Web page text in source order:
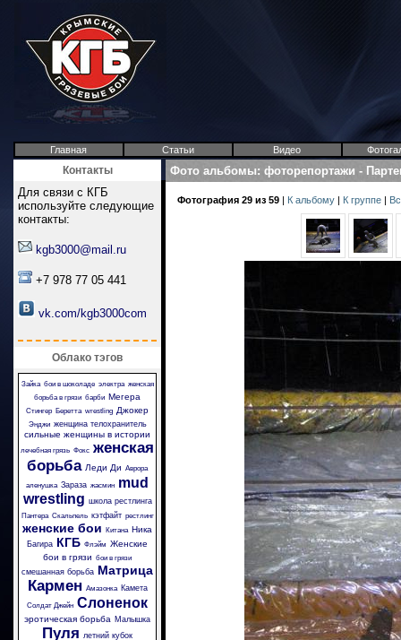
Главная Статьи Видео
Контакты
Для связи с КГБ
используйте следующие
контакты:
kgb3000@mail.ru
+7 978 77 05 441
vk.com/kgb3000com
Облако тэгов
Зайка бои в шоколаде электра женская
борьба в грязи барби Мегера
Стингер Беретта wrestling Джокер
Энджи женщина телохранитель
сильные женщины в истории
лечебная грязь Фокс женская
борьба Леди Ди Аврора
аленушка Зараза жасмин mud
wrestling школа рестлинга
Пантера Скальпель кэтфайт рестлинг
женские бои Китана Ника
Багира КГБ Флэйм Женские
бои в грязи бои в грязи
смешанная борьба Матрица
Кармен Амазонка Камета
Солдат Джейн Слоненок
эротическая борьба Малышка
Пуля летний кубок
Фото альбомы: фоторепортажи -
Фотография 29 из 59 | К альбому | К группе |